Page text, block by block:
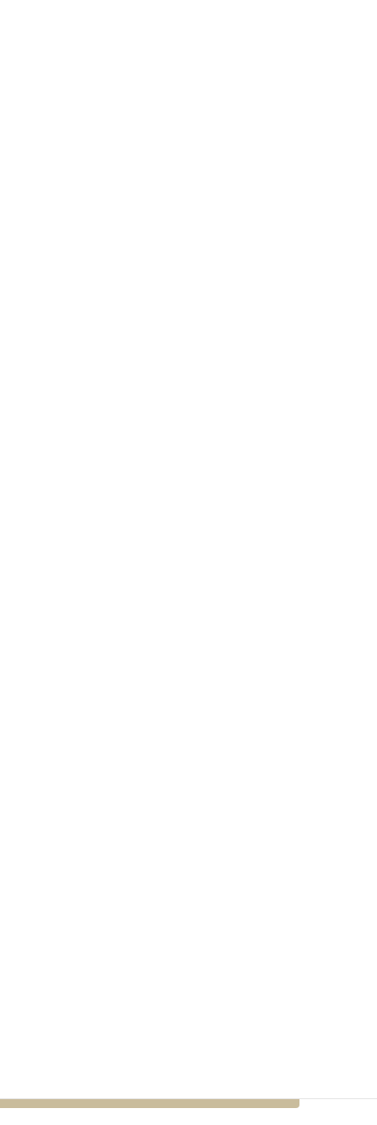
は、
険証をご提出ください。
らず自費のみとなります。（保険点数の逆
ださい）
。
、治療
ください。
にてお問い合わせください。